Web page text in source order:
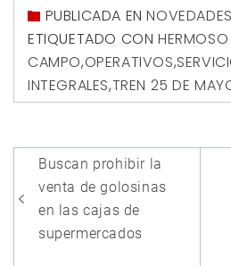
PUBLICADA ENNOVEDADES
ETIQUETADO CON HERMOSO
CAMPO,OPERATIVOS,
INTEGRALES,TREN 25 DE
Navegación
de
entradas
Buscan prohibir la
venta de golosinas
en las cajas de
supermercados